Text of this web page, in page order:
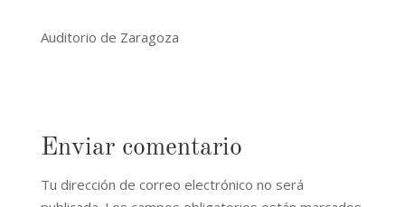
Auditorio de Zaragoza
Enviar comentario
Tu dirección de correo electrónico no será